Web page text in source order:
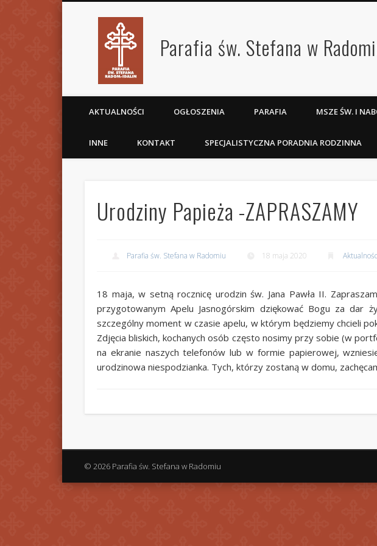
Parafia św. Stefana w
AKTUALNOŚCI OGŁOSZENIA PARAFIA MSZE ŚW. I
INNE KONTAKT SPECJALISTYCZNA PORADNIA RODZINNA
Urodziny Papieża -ZAPRASZAMY
Parafia św. Stefana w Radomiu 18 maja 2020
18 maja, w setną rocznicę urodzin św. Jana Pawła II.
przygotowanym Apelu Jasnogórskim dziękować Bogu za
szczególny moment w czasie apelu, w którym będziemy chcieli
Zdjęcia bliskich, kochanych osób często nosimy przy sobie (w
na ekranie naszych telefonów lub w formie papierowej,
urodzinowa niespodzianka. Tych, którzy zostaną w domu,
© 2026 Parafia św. Stefana w Radomiu